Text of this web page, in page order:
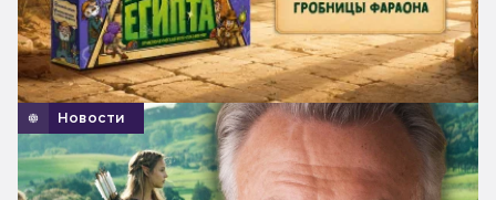
Новости